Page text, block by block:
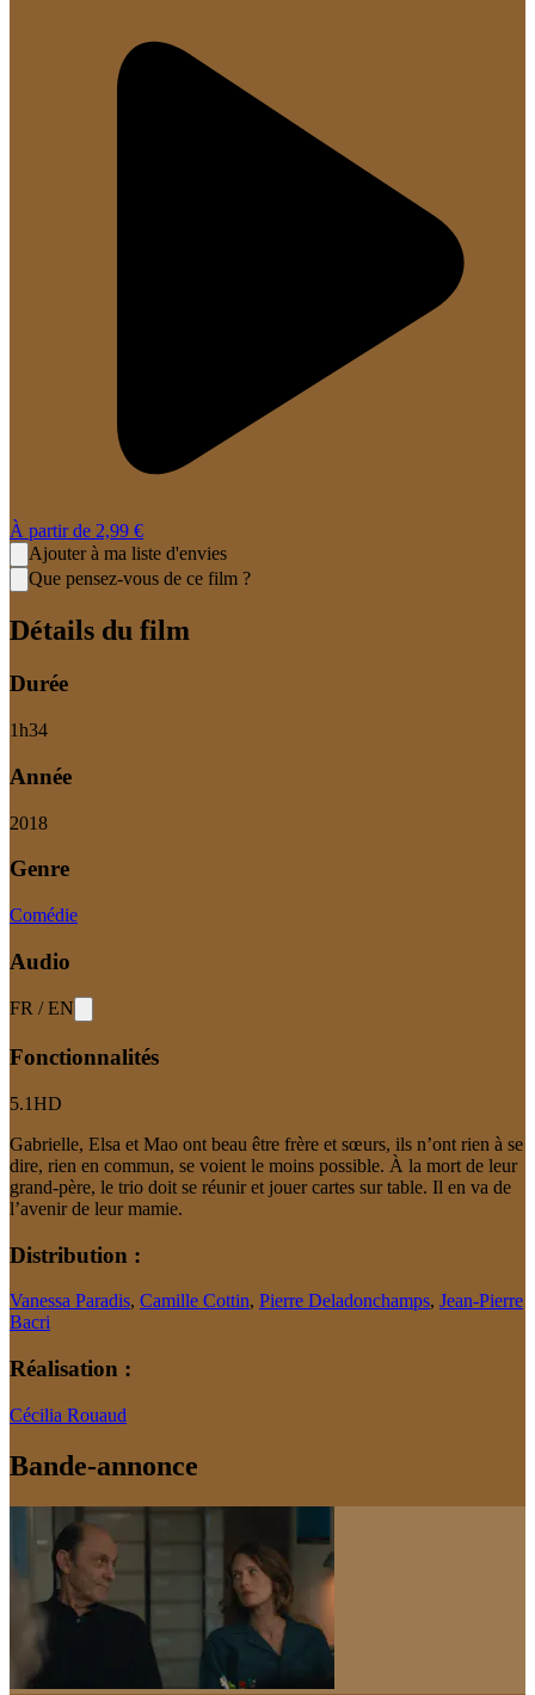
À partir de 2,99 €
Ajouter à ma liste d'envies
Que pensez-vous de ce film ?
Détails du film
Durée
1h34
Année
2018
Genre
Comédie
Audio
FR /EN
Fonctionnalités
5.1HD
Gabrielle, Elsa et Mao ont beau être frère et sœurs, ils n’ont rien à se
dire, rien en commun, se voient le moins possible. À la mort de leur
grand-père, le trio doit se réunir et jouer cartes sur table. Il en va de
l’avenir de leur mamie.
Distribution :
Vanessa Paradis, Camille Cottin, Pierre Deladonchamps, Jean-Pierre
Bacri
Réalisation :
Cécilia Rouaud
Bande-annonce